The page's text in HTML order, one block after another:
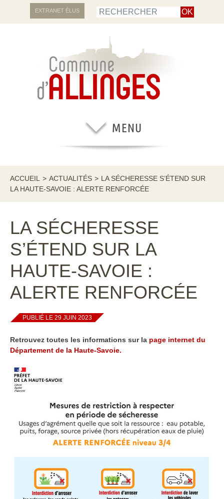
EXTRANET ÉLUS
ACCUEIL > ACTUALITÉS > LA SÉCHERESSE S’ÉTEND SUR
LA HAUTE-SAVOIE : ALERTE RENFORCÉE
LA SÉCHERESSE
S’ÉTEND SUR LA
HAUTE-SAVOIE :
ALERTE RENFORCÉE
PUBLIÉ LE 29 JUIN 2023
Retrouvez toutes les informations sur la page internet du
Département de la Haute-Savoie.